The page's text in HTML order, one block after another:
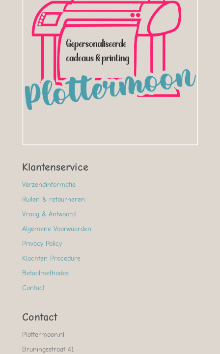
Klantenservice
Verzendinformatie
Ruilen & retourneren
Vraag & Antwoord
Algemene Voorwaarden
Privacy Policy
Klachten Procedure
Betaalmethodes
Contact
Contact
Plottermoon.nl
Bruningsstraat 41